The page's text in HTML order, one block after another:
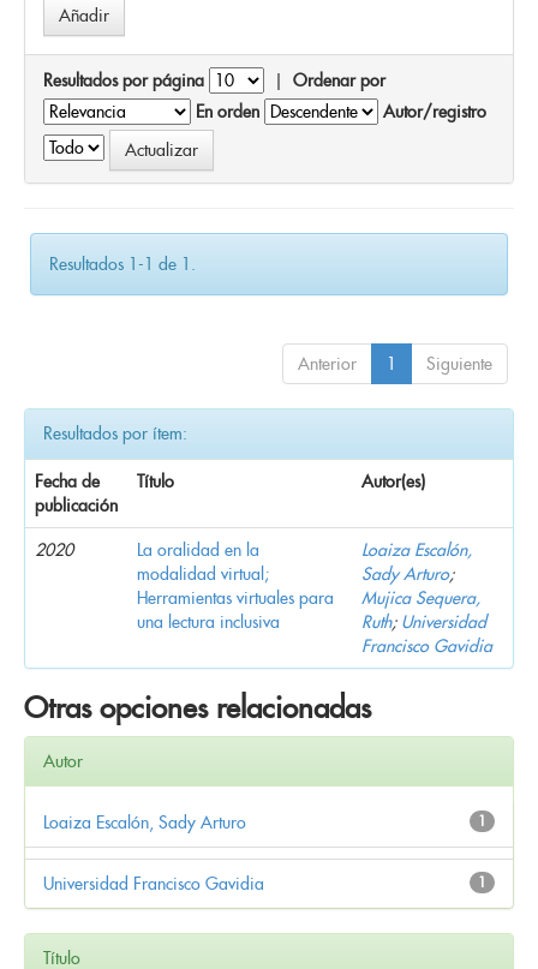
Resultados por página | Ordenar por
En orden
Autor/registro
Resultados 1-1 de 1.
Anterior 1 Siguiente
Resultados por ítem:
Fecha de
publicación
Título Autor(es)
2020
La oralidad en la
modalidad virtual;
Herramientas virtuales para
una lectura inclusiva
Loaiza Escalón,
Sady Arturo;
Mujica Sequera,
Ruth; Universidad
Francisco Gavidia
Otras opciones relacionadas
Autor
1
Loaiza Escalón, Sady Arturo
1
Universidad Francisco Gavidia
Título